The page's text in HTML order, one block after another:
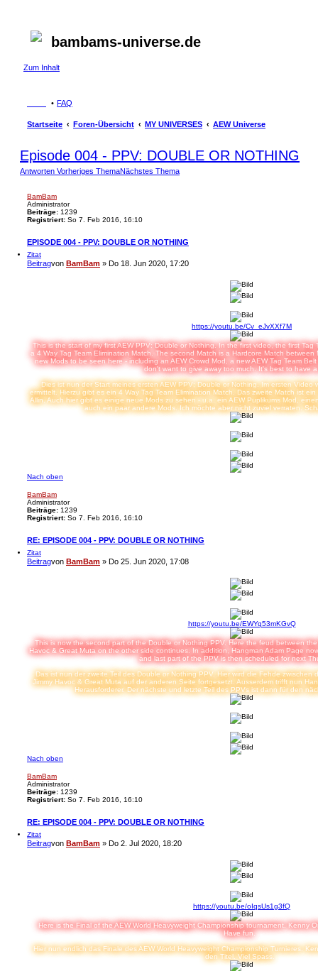
bambams-universe.de
Zum Inhalt
FAQ
Startseite Foren-Übersicht MY UNIVERSES AEW Universe
Episode 004 - PPV: DOUBLE OR NOTHING
Antworten Vorheriges ThemaNächstes Thema
BamBam
Administrator
Beiträge: 1239
Registriert: So 7. Feb 2016, 16:10
EPISODE 004 - PPV: DOUBLE OR NOTHING
Zitat
Beitragvon BamBam » Do 18. Jun 2020, 17:20
https://youtu.be/Cv_eJvXXf7M
This is the start of my first AEW PPV: Double or Nothing. In the first video, the first Tag
a 4 Way Tag Team Elimination Match. The second Match is a Hardcore Match
new Mods to be seen here - including an AEW Crowd Mod, a new AEW Tag Team
don't want to give away too much. It's best to have
Dies ist nun der Start meines ersten AEW PPV: Double or Nothing. Im ersten Video
ermittelt. Hierzu gibt es ein 4 Way Tag Team Elimination Match. Das zweite Match ist
Allin. Auch hier gibt es einige neue Mods zu sehen - u.a. ein AEW Puplikums Mod,
auch ein paar andere Mods. Ich möchte aber nicht zuviel verraten.
Nach oben
BamBam
Administrator
Beiträge: 1239
Registriert: So 7. Feb 2016, 16:10
RE: EPISODE 004 - PPV: DOUBLE OR NOTHING
Zitat
Beitragvon BamBam » Do 25. Jun 2020, 17:08
https://youtu.be/EWYq53mKGvQ
This is now the second part of the Double or Nothing PPV. Here the feud between
Havoc & Great Muta on the other side continues. In addition, Hangman Adam Page
and last part of the PPV is then scheduled for next
Das ist nun der zweite Teil des Double or Nothing PPV. Hier wird die Fehde
Jimmy Havoc & Great Muta auf der anderen Seite fortgesetzt. Ausserdem trifft nun
Herausforderer. Der nächste und letzte Teil des PPVs ist dann für den
Nach oben
BamBam
Administrator
Beiträge: 1239
Registriert: So 7. Feb 2016, 16:10
RE: EPISODE 004 - PPV: DOUBLE OR NOTHING
Zitat
Beitragvon BamBam » Do 2. Jul 2020, 18:20
https://youtu.be/oIqsUs1g3fQ
Here is the Final of the AEW World Heavyweight Championship tournament. Kenny
Have fun.
Hier nun endlich das Finale des AEW World Heavyweight Championship Turnieres.
den Titel. Viel Spass.